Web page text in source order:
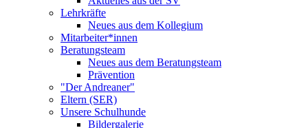
Lehrkräfte
Neues aus dem Kollegium
Mitarbeiter*innen
Beratungsteam
Neues aus dem Beratungsteam
Prävention
"Der Andreaner"
Eltern (SER)
Unsere Schulhunde
Bildergalerie